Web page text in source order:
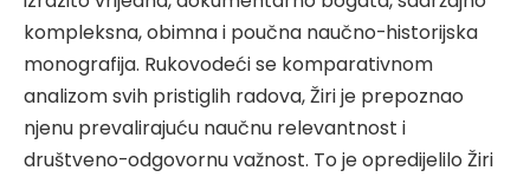
kompleksna, obimna i poučna naučno-historijska
monografija. Rukovodeći se komparativnom
analizom svih pristiglih radova, Žiri je prepoznao
njenu prevalirajuću naučnu relevantnost i
društveno-odgovornu važnost. To je opredijelilo Žiri